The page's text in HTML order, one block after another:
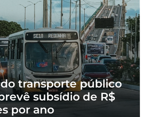
transporte público
subsídio de R$
por ano